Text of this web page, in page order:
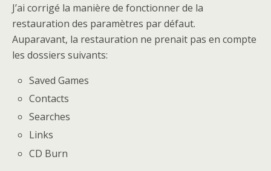
J’ai corrigé la manière de fonctionner de la
restauration des paramètres par défaut.
Auparavant, la restauration ne prenait pas en compte
les dossiers suivants:
Saved Games
Contacts
Searches
Links
CD Burn